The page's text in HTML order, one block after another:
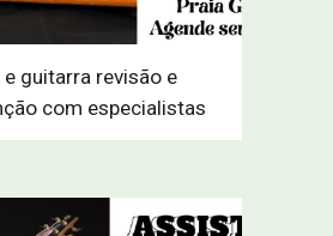
e guitarra revisão e
com especialistas